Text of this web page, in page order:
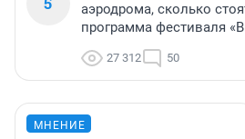
аэродрома, сколько
программа фестиваля
27 312 50
МНЕНИЕ